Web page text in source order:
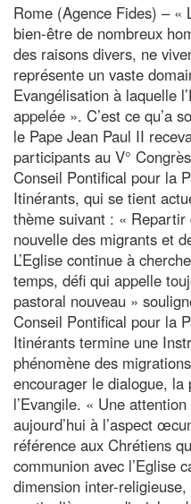
Rome (Agence Fides) – «
bien-être de nombreux
des raisons divers, ne
représente un vaste
Evangélisation à laquelle
appelée ». C’est ce qu’a
le Pape Jean Paul II
participants au V°
Conseil Pontifical pour la
Itinérants, qui se tient
thème suivant : «
nouvelle des migrants et
L’Eglise continue à
temps, défi qui appelle
pastoral nouveau »
Conseil Pontifical pour la
Itinérants termine une
phénomène des
encourager le dialogue,
l’Evangile. « Une
aujourd’hui à l’aspect
référence aux Chrétiens
communion avec l’Eglise
dimension inter-